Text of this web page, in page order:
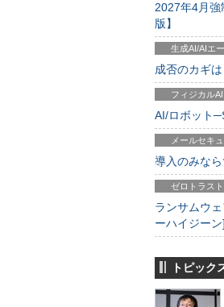
2027年4月強
版】
生成AI/AIエ
成否のカギ
フィジカルAI
AI/ロボット
メールセキ
導入のみな
ゼロトラス
ランサムウ
ーハイジー
トピック